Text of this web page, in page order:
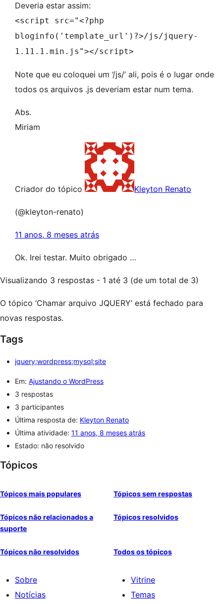
Deveria estar assim:
<script src="<?php
bloginfo('template_url')?>/js/jquery-
1.11.1.min.js"></script>
Note que eu coloquei um ‘/js/’ ali, pois é o lugar onde
todos os arquivos .js deveriam estar num tema.
Abs.
Miriam
Criador do tópico Kleyton Renato
(@kleyton-renato)
11 anos, 8 meses atrás
Ok. Irei testar. Muito obrigado …
Visualizando 3 respostas - 1 até 3 (de um total de 3)
O tópico ‘Chamar arquivo JQUERY’ está fechado para
novas respostas.
Tags
jquery;wordpress;mysql;site
Em: Ajustando o WordPress
3 respostas
3 participantes
Última resposta de: Kleyton Renato
Última atividade: 11 anos, 8 meses atrás
Estado: não resolvido
Tópicos
Tópicos mais populares Tópicos sem respostas
Tópicos não relacionados a
suporte
Tópicos resolvidos
Tópicos não resolvidos Todos os tópicos
Sobre
Notícias
Vitrine
Temas